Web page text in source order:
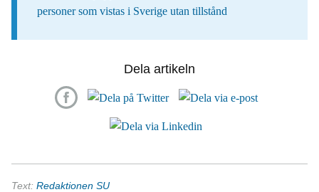
personer som vistas i Sverige utan tillstånd
Dela artikeln
Text: Redaktionen SU